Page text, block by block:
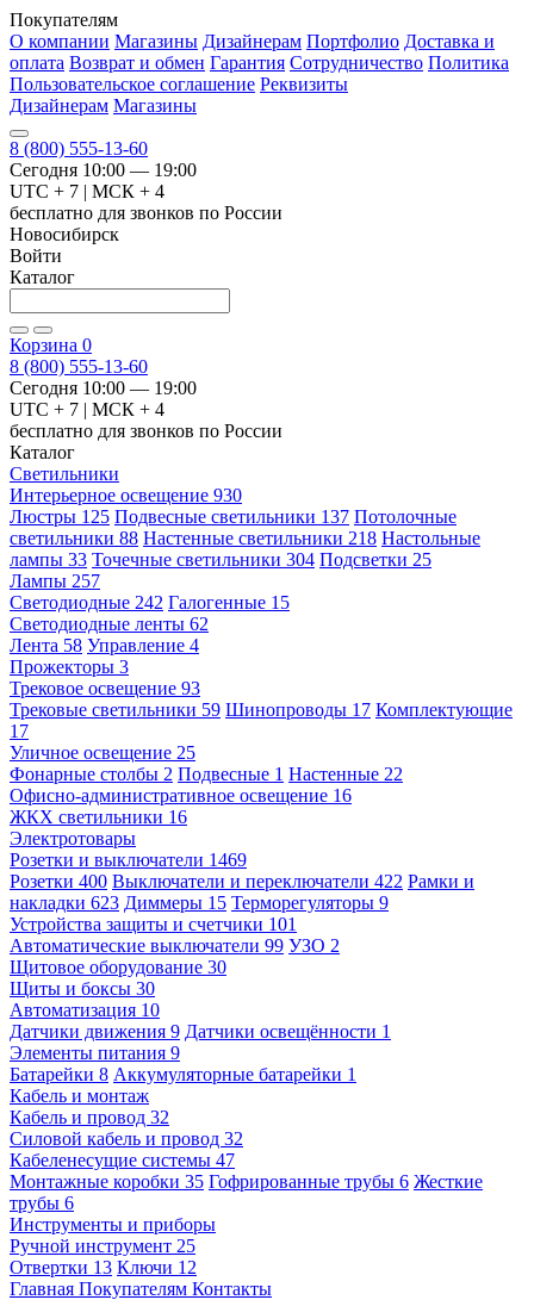
Покупателям
О компании Магазины Дизайнерам Портфолио Доставка и
оплата Возврат и обмен Гарантия Сотрудничество Политика
Пользовательское соглашение Реквизиты
Дизайнерам Магазины
8 (800) 555-13-60
Сегодня 10:00 — 19:00
UTC + 7 | МСК + 4
бесплатно для звонков по России
Новосибирск
Войти
Каталог
Корзина 0
8 (800) 555-13-60
Сегодня 10:00 — 19:00
UTC + 7 | МСК + 4
бесплатно для звонков по России
Каталог
Светильники
Интерьерное освещение 930
Люстры 125 Подвесные светильники 137 Потолочные
светильники 88 Настенные светильники 218 Настольные
лампы 33 Точечные светильники 304 Подсветки 25
Лампы 257
Светодиодные 242 Галогенные 15
Светодиодные ленты 62
Лента 58 Управление 4
Прожекторы 3
Трековое освещение 93
Трековые светильники 59 Шинопроводы 17 Комплектующие
17
Уличное освещение 25
Фонарные столбы 2 Подвесные 1 Настенные 22
Офисно-административное освещение 16
ЖКХ светильники 16
Электротовары
Розетки и выключатели 1469
Розетки 400 Выключатели и переключатели 422 Рамки и
накладки 623 Диммеры 15 Терморегуляторы 9
Устройства защиты и счетчики 101
Автоматические выключатели 99 УЗО 2
Щитовое оборудование 30
Щиты и боксы 30
Автоматизация 10
Датчики движения 9 Датчики освещённости 1
Элементы питания 9
Батарейки 8 Аккумуляторные батарейки 1
Кабель и монтаж
Кабель и провод 32
Силовой кабель и провод 32
Кабеленесущие системы 47
Монтажные коробки 35 Гофрированные трубы 6 Жесткие
трубы 6
Инструменты и приборы
Ручной инструмент 25
Отвертки 13 Ключи 12
Главная Покупателям Контакты